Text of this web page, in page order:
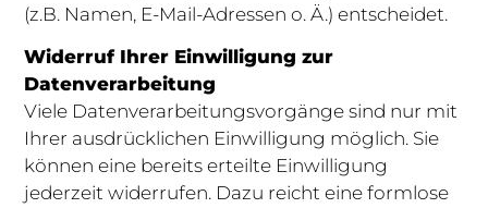
(z.B. Namen, E-Mail-Adressen o. Ä.) entscheidet.
Widerruf Ihrer Einwilligung zur
Datenverarbeitung
Viele Datenverarbeitungsvorgänge sind nur mit
Ihrer ausdrücklichen Einwilligung möglich. Sie
können eine bereits erteilte Einwilligung
jederzeit widerrufen. Dazu reicht eine formlose